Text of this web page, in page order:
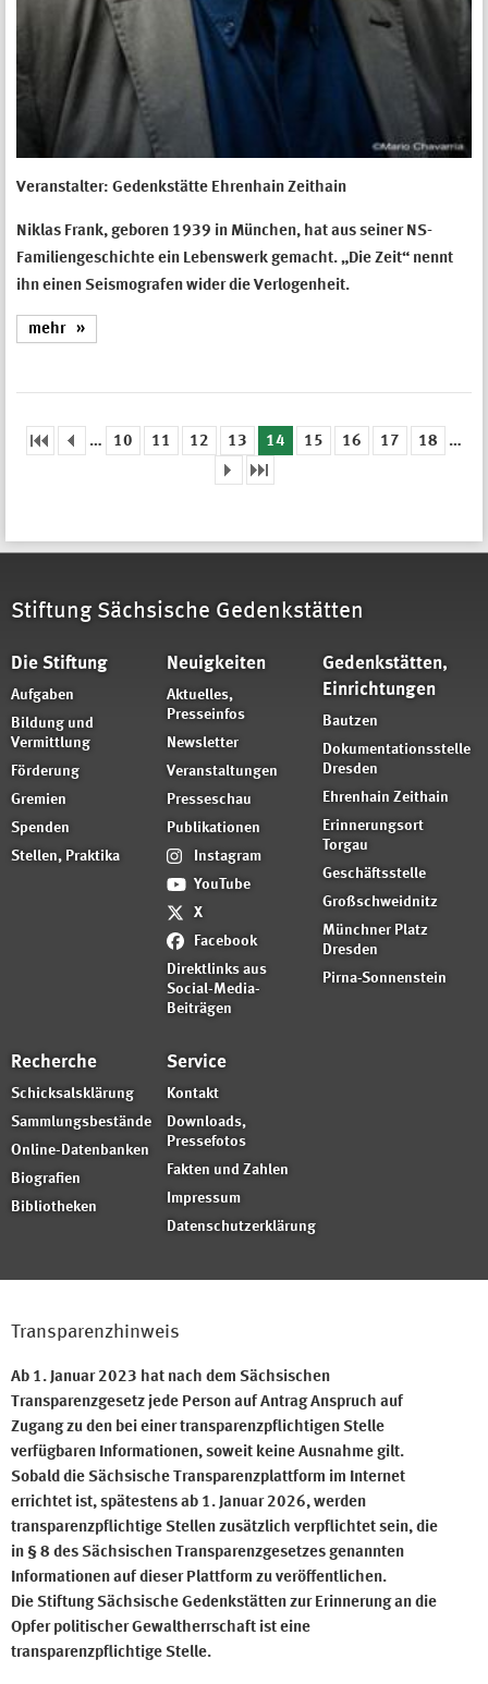
Veranstalter: Gedenkstätte Ehrenhain Zeithain
Niklas Frank, geboren 1939 in München, hat aus seiner NS-
Familiengeschichte ein Lebenswerk gemacht. „Die Zeit“ nennt
ihn einen Seismografen wider die Verlogenheit.
mehr
… 10 11 12 13 14 15 16 17 18 …
Stiftung Sächsische Gedenkstätten
Die Stiftung
Aufgaben
Bildung und
Vermittlung
Förderung
Gremien
Spenden
Stellen, Praktika
Neuigkeiten
Aktuelles,
Presseinfos
Newsletter
Veranstaltungen
Presseschau
Publikationen
Instagram
YouTube
X
Facebook
Direktlinks aus
Social-Media-
Beiträgen
Gedenkstätten,
Einrichtungen
Bautzen
Dokumentationsstelle
Dresden
Ehrenhain Zeithain
Erinnerungsort
Torgau
Geschäftsstelle
Großschweidnitz
Münchner Platz
Dresden
Pirna-Sonnenstein
Recherche
Schicksalsklärung
Sammlungsbestände
Online-Datenbanken
Biografien
Bibliotheken
Service
Kontakt
Downloads,
Pressefotos
Fakten und Zahlen
Impressum
Datenschutzerklärung
Transparenzhinweis
Ab 1. Januar 2023 hat nach dem Sächsischen
Transparenzgesetz jede Person auf Antrag Anspruch auf
Zugang zu den bei einer transparenzpflichtigen Stelle
verfügbaren Informationen, soweit keine Ausnahme gilt.
Sobald die Sächsische Transparenzplattform im Internet
errichtet ist, spätestens ab 1. Januar 2026, werden
transparenzpflichtige Stellen zusätzlich verpflichtet sein, die
in § 8 des Sächsischen Transparenzgesetzes genannten
Informationen auf dieser Plattform zu veröffentlichen.
Die Stiftung Sächsische Gedenkstätten zur Erinnerung an die
Opfer politischer Gewaltherrschaft ist eine
transparenzpflichtige Stelle.